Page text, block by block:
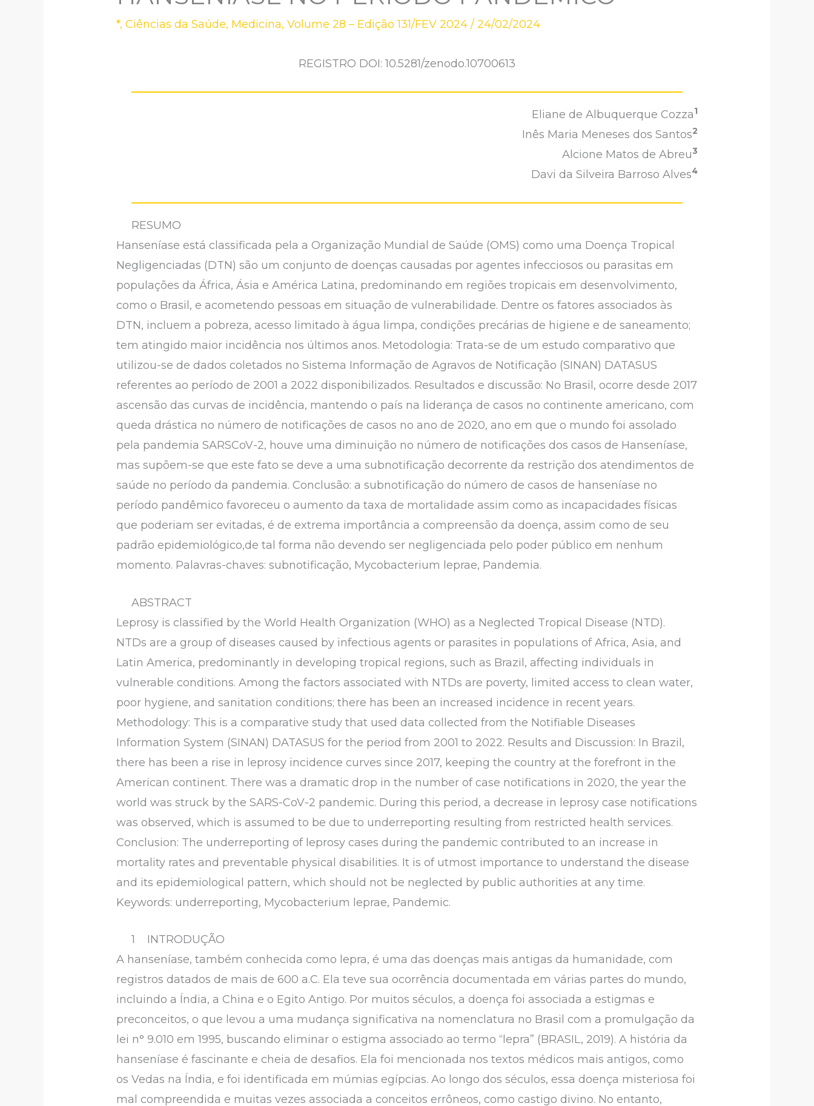
*,Ciências da Saúde, Medicina,Volume 28 – Edição 131/FEV 2024 /24/02/2024
REGISTRO DOI: 10.5281/zenodo.10700613
Eliane de Albuquerque Cozza1
Inês Maria Meneses dos Santos2
Alcione Matos de Abreu3
Davi da Silveira Barroso Alves4
RESUMO
Hanseníase está classificada pela a Organização Mundial de Saúde (OMS) como uma Doença Tropical
Negligenciadas (DTN) são um conjunto de doenças causadas por agentes infecciosos ou parasitas em
populações da África, Ásia e América Latina, predominando em regiões tropicais em desenvolvimento,
como o Brasil, e acometendo pessoas em situação de vulnerabilidade. Dentre os fatores associados às
DTN, incluem a pobreza, acesso limitado à água limpa, condições precárias de higiene e de saneamento;
tem atingido maior incidência nos últimos anos. Metodologia: Trata-se de um estudo comparativo que
utilizou-se de dados coletados no Sistema Informação de Agravos de Notificação (SINAN) DATASUS
referentes ao período de 2001 a 2022 disponibilizados. Resultados e discussão: No Brasil, ocorre desde 2017
ascensão das curvas de incidência, mantendo o país na liderança de casos no continente americano, com
queda drástica no número de notificações de casos no ano de 2020, ano em que o mundo foi assolado
pela pandemia SARSCoV-2, houve uma diminuição no número de notificações dos casos de Hanseníase,
mas supõem-se que este fato se deve a uma subnotificação decorrente da restrição dos atendimentos de
saúde no período da pandemia. Conclusão: a subnotificação do número de casos de hanseníase no
período pandêmico favoreceu o aumento da taxa de mortalidade assim como as incapacidades físicas
que poderiam ser evitadas, é de extrema importância a compreensão da doença, assim como de seu
padrão epidemiológico,de tal forma não devendo ser negligenciada pelo poder público em nenhum
momento. Palavras-chaves: subnotificação, Mycobacterium leprae, Pandemia.
ABSTRACT
Leprosy is classified by the World Health Organization (WHO) as a Neglected Tropical Disease (NTD).
NTDs are a group of diseases caused by infectious agents or parasites in populations of Africa, Asia, and
Latin America, predominantly in developing tropical regions, such as Brazil, affecting individuals in
vulnerable conditions. Among the factors associated with NTDs are poverty, limited access to clean water,
poor hygiene, and sanitation conditions; there has been an increased incidence in recent years.
Methodology: This is a comparative study that used data collected from the Notifiable Diseases
Information System (SINAN) DATASUS for the period from 2001 to 2022. Results and Discussion: In Brazil,
there has been a rise in leprosy incidence curves since 2017, keeping the country at the forefront in the
American continent. There was a dramatic drop in the number of case notifications in 2020, the year the
world was struck by the SARS-CoV-2 pandemic. During this period, a decrease in leprosy case notifications
was observed, which is assumed to be due to underreporting resulting from restricted health services.
Conclusion: The underreporting of leprosy cases during the pandemic contributed to an increase in
mortality rates and preventable physical disabilities. It is of utmost importance to understand the disease
and its epidemiological pattern, which should not be neglected by public authorities at any time.
Keywords: underreporting, Mycobacterium leprae, Pandemic.
1 INTRODUÇÃO
A hanseníase, também conhecida como lepra, é uma das doenças mais antigas da humanidade, com
registros datados de mais de 600 a.C. Ela teve sua ocorrência documentada em várias partes do mundo,
incluindo a Índia, a China e o Egito Antigo. Por muitos séculos, a doença foi associada a estigmas e
preconceitos, o que levou a uma mudança significativa na nomenclatura no Brasil com a promulgação da
lei n° 9.010 em 1995, buscando eliminar o estigma associado ao termo “lepra” (BRASIL, 2019). A história da
hanseníase é fascinante e cheia de desafios. Ela foi mencionada nos textos médicos mais antigos, como
os Vedas na Índia, e foi identificada em múmias egípcias. Ao longo dos séculos, essa doença misteriosa foi
mal compreendida e muitas vezes associada a conceitos errôneos, como castigo divino. No entanto,